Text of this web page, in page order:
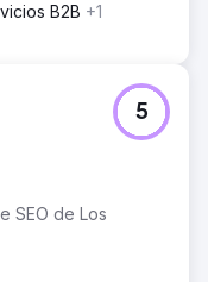
B2B +1
SEO de Los
5